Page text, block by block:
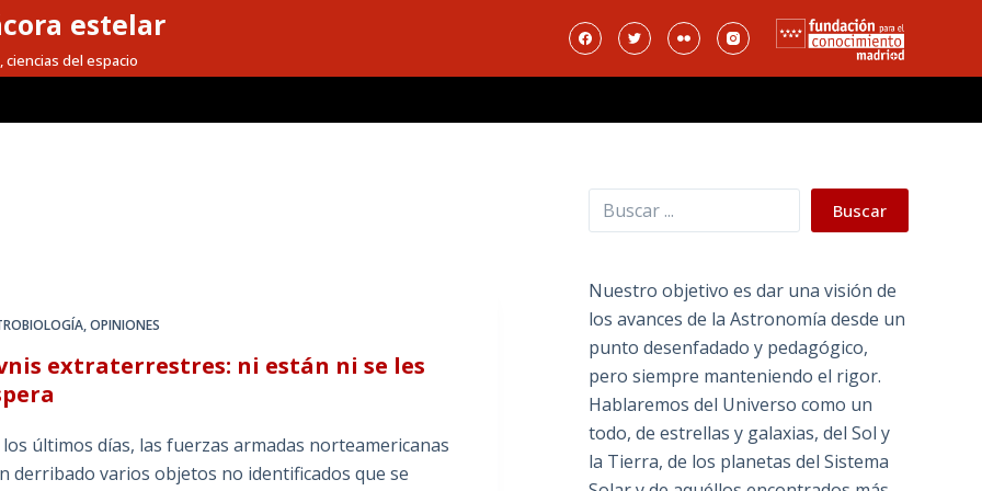
estelar
del espacio
,OPINIONES
extraterrestres: ni están ni se les
los últimos días, las fuerzas armadas norteamericanas
derribado varios objetos no identificados que se
Buscar Buscar
Nuestro objetivo es dar una visión de
los avances de la Astronomía desde un
punto desenfadado y pedagógico,
pero siempre manteniendo el rigor.
Hablaremos del Universo como un
todo, de estrellas y galaxias, del Sol y
la Tierra, de los planetas del Sistema